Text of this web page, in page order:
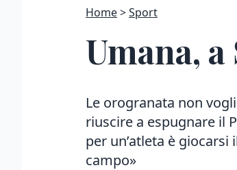
Home Sport
Umana,
Le orogranata non
riuscire a espugnare il
per un’atleta è
campo»